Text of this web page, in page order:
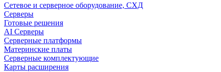
Сетевое и серверное оборудование, СХД
Cерверы
Готовые решения
AI Серверы
Серверные платформы
Материнские платы
Серверные комплектующие
Карты расширения